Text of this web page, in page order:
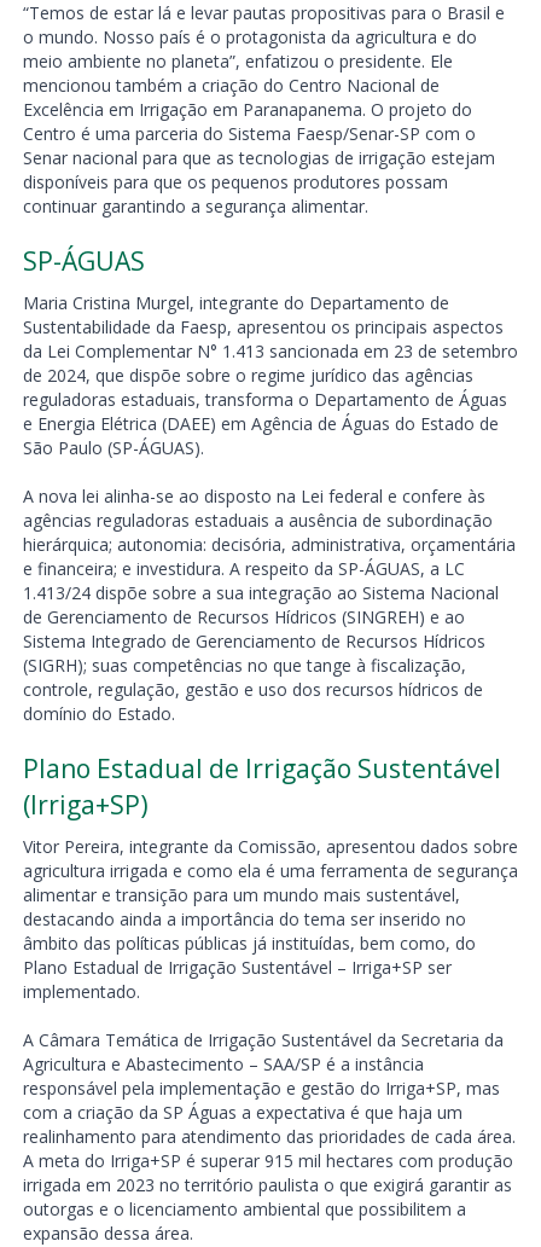
“Temos de estar lá e levar pautas propositivas para o Brasil e
o mundo. Nosso país é o protagonista da agricultura e do
meio ambiente no planeta”, enfatizou o presidente. Ele
mencionou também a criação do Centro Nacional de
Excelência em Irrigação em Paranapanema. O projeto do
Centro é uma parceria do Sistema Faesp/Senar-SP com o
Senar nacional para que as tecnologias de irrigação estejam
disponíveis para que os pequenos produtores possam
continuar garantindo a segurança alimentar.
SP-ÁGUAS
Maria Cristina Murgel, integrante do Departamento de
Sustentabilidade da Faesp, apresentou os principais aspectos
da Lei Complementar N° 1.413 sancionada em 23 de setembro
de 2024, que dispõe sobre o regime jurídico das agências
reguladoras estaduais, transforma o Departamento de Águas
e Energia Elétrica (DAEE) em Agência de Águas do Estado de
São Paulo (SP-ÁGUAS).
A nova lei alinha-se ao disposto na Lei federal e confere às
agências reguladoras estaduais a ausência de subordinação
hierárquica; autonomia: decisória, administrativa, orçamentária
e financeira; e investidura. A respeito da SP-ÁGUAS, a LC
1.413/24 dispõe sobre a sua integração ao Sistema Nacional
de Gerenciamento de Recursos Hídricos (SINGREH) e ao
Sistema Integrado de Gerenciamento de Recursos Hídricos
(SIGRH); suas competências no que tange à fiscalização,
controle, regulação, gestão e uso dos recursos hídricos de
domínio do Estado.
Plano Estadual de Irrigação Sustentável
(Irriga+SP)
Vitor Pereira, integrante da Comissão, apresentou dados sobre
agricultura irrigada e como ela é uma ferramenta de segurança
alimentar e transição para um mundo mais sustentável,
destacando ainda a importância do tema ser inserido no
âmbito das políticas públicas já instituídas, bem como, do
Plano Estadual de Irrigação Sustentável – Irriga+SP ser
implementado.
A Câmara Temática de Irrigação Sustentável da Secretaria da
Agricultura e Abastecimento – SAA/SP é a instância
responsável pela implementação e gestão do Irriga+SP, mas
com a criação da SP Águas a expectativa é que haja um
realinhamento para atendimento das prioridades de cada área.
A meta do Irriga+SP é superar 915 mil hectares com produção
irrigada em 2023 no território paulista o que exigirá garantir as
outorgas e o licenciamento ambiental que possibilitem a
expansão dessa área.